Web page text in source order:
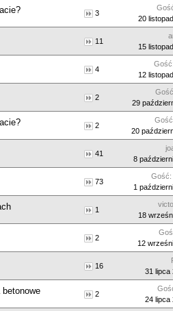
3
20
11
15
4
12
2
29
2
20
41
8
73
Gość:
1
1
18
2
12
16
31 lipca
2
24 lipca